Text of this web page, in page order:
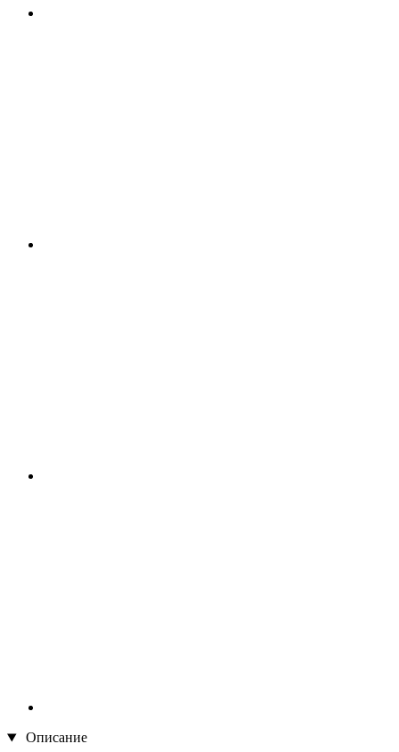
Описание